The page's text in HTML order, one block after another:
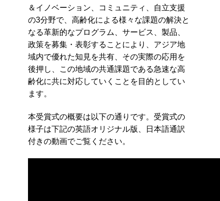
＆イノベーション、コミュニティ、自立支援
の3分野で、高齢化による様々な課題の解決と
なる革新的なプログラム、サービス、製品、
政策を募集・表彰することにより、アジア地
域内で優れた知見を共有、その実際の応用を
後押し、この地域の共通課題である急速な高
齢化に共に対応していくことを目的としてい
ます。
本受賞式の概要は以下の通りです。 受賞式の
様子は下記の英語オリジナル版、日本語通訳
付きの動画でご覧ください。